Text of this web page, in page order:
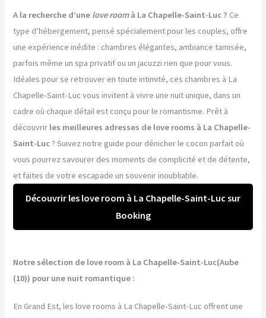
A la recherche d’une love roomà La Chapelle-Saint-Luc ? Ce
type d’hébergement, pensé spécialement pour les couples, offre
une expérience inédite : chambres élégantes, ambiance tamisée,
parfois même un spa privatif ou un jacuzzi rien que pour vous.
Idéales pour se retrouver en toute intimité, ces chambres à La
Chapelle-Saint-Luc vous invitent à vivre une nuit unique, dans un
cadre où chaque détail est conçu pour le romantisme. Prêt à
découvrir les meilleures adresses de love rooms à La Chapelle-
Saint-Luc? Suivez notre guide pour dénicher le cocon parfait où
vous pourrez savourer des moments de complicité et de détente,
et faites de votre escapade un souvenir inoubliable.
Découvrir les love room à La Chapelle-Saint-Luc sur
Booking
Notre sélection de love room à La Chapelle-Saint-Luc(Aube
(10)) pour une nuit romantique :
En Grand Est, les love rooms à La Chapelle-Saint-Luc offrent une